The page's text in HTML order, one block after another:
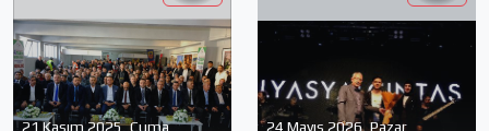
21 Kasım 2025, Cuma 24 Mayıs 2026, Pazar